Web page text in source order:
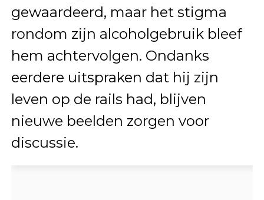
gewaardeerd, maar het stigma
rondom zijn alcoholgebruik bleef
hem achtervolgen. Ondanks
eerdere uitspraken dat hij zijn
leven op de rails had, blijven
nieuwe beelden zorgen voor
discussie.